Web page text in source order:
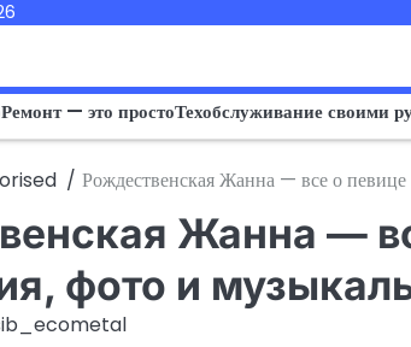
Ремонт — это простоТехобслуживание своими
Рождественская Жанна — все о
Жанна —
фото и